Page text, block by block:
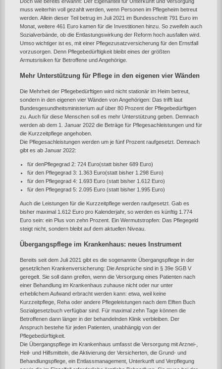
muss weiterhin voll gezahlt werden, wenn Personen im Pflegeheim betreut
werden. Allein dieser Teil betrug im Juli 2021 im Bundesschnitt 791 Euro im
Monat, weitere 461 Euro kamen für die Investitionen hinzu. So zweifeln auch
Sozialverbände, ob die Entlastungswirkung der Reform hoch ausfallen wird.
Umso wichtiger ist es, mit einer Pflegezusatzversicherung für den Ernstfall
vorzusorgen. Denn Pflegebedürftigkeit bleibt eines der größten
Armutsrisiken für Betroffene und Angehörige.
Mehr Unterstützung für Pflege in den eigenen vier Wänden
Die Mehrheit der Pflegebedürftigen wird nicht stationär im Heim betreut,
sondern in den eigenen vier Wänden von Angehörigen: Das trifft laut
Bundesgesundheitsministerium auf über 80 Prozent der Pflegebedürftigen
zu. Auch für diese Menschen soll es mehr Unterstützung geben. Demnach
werden ab dem 1. Januar 2022 die Beträge für Pflegesachleistungen und für
die Kurzzeitpflege angehoben.
Die Pflegesachleistungen werden um je fünf Prozent raufgesetzt. Demnach
gibt es ab Januar 2022:
für denPflegegrad 2: 724 Euro(statt bisher 689 Euro)
für den Pflegegrad 3: 1.363 Euro(statt bisher 1.298 Euro)
für den Pflegegrad 4: 1.693 Euro (statt bisher 1.612 Euro)
für den Pflegegrad 5: 2.095 Euro (statt bisher 1.995 Euro)
Auch die Leistungen für die Kurzzeitpflege werden raufgesetzt. Gab es
bisher maximal 1.612 Euro pro Kalenderjahr, so werden es künftig 1.774
Euro sein: ein Plus von zehn Prozent. Ein Wermutstropfen: Das Pflegegeld
steigt nicht, sondern bleibt auf dem aktuellen Niveau.
Übergangspflege im Krankenhaus: neues Instrument
Bereits seit dem Juli 2021 gibt es die sogenannte Übergangspflege in der
gesetzlichen Krankenversicherung: Die Ansprüche sind in § 39e SGB V
geregelt. Sie soll dann greifen, wenn die Versorgung eines Patienten nach
einer Behandlung im Krankenhaus zuhause nicht oder nur unter
erheblichem Aufwand erbracht werden kann: etwa, weil keine
Kurzzeitpflege, Reha oder andere Pflegeleistungen nach dem Elften Buch
Sozialgesetzbuch verfügbar sind. Für maximal zehn Tage können die
Betroffenen dann länger in der behandelnden Klinik verbleiben. Der
Anspruch bestehe für jeden Patienten, unabhängig von der
Pflegebedürftigkeit.
Die Übergangspflege im Krankenhaus umfasst die Versorgung mit Arznei-,
Heil- und Hilfsmitteln, die Aktivierung der Versicherten, die Grund- und
Behandlungspflege, ein Entlassmanagement, Unterkunft und Verpflegung